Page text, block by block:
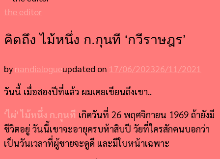
the editor
คิดถึง ไม้หนึ่ง ก.กุนที ‘กวีราษฎร’
by nandialogueupdated on 17/06/202326/11/2021
วันนี้ เมื่อสองปีที่แล้ว ผมเคยเขียนถึงเขา..
‘ไผ่’ ไม้หนึ่ง ก.กุนที เกิดวันที่ 26 พฤศจิกายน 1969 ถ้ายังมี
ชีวิตอยู่ วันนี้เขาจะอายุครบห้าสิบปี วัยที่ใครสักคนบอกว่า
เป็นวันเวลาที่ผู้ชายจะดูดี และมีใบหน้าเฉพาะ